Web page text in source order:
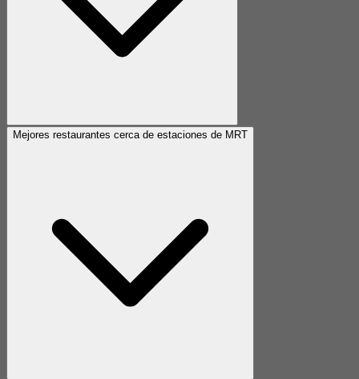
Mejores restaurantes cerca de estaciones de MRT